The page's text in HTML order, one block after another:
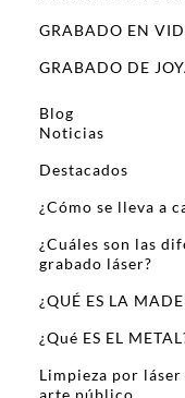
GRABADO EN
GRABADO DE
Blog
Noticias
Destacados
¿Cómo se lleva a
¿Cuáles son las
grabado láser?
¿QUÉ ES LA
¿Qué ES EL
Limpieza por